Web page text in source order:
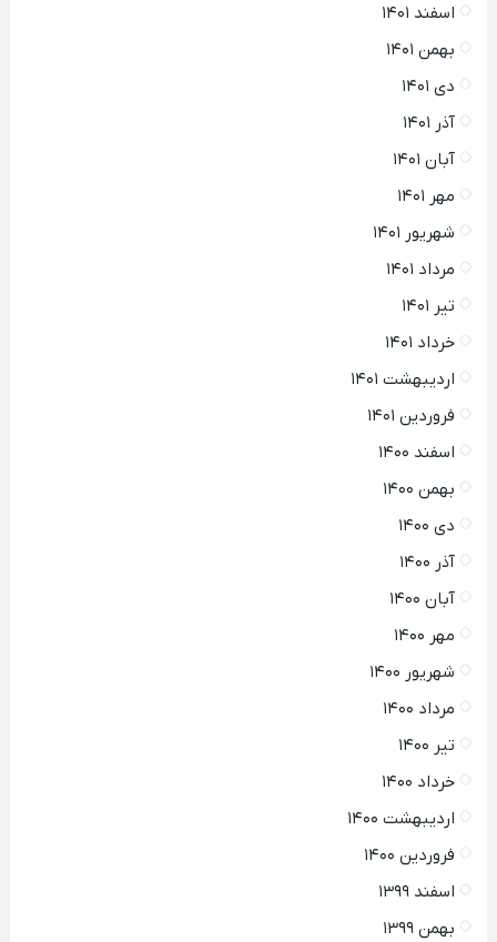
اسفند ۱۴۰۱
بهمن ۱۴۰۱
دی ۱۴۰۱
آذر ۱۴۰۱
آبان ۱۴۰۱
مهر ۱۴۰۱
شهریور ۱۴۰۱
مرداد ۱۴۰۱
تیر ۱۴۰۱
خرداد ۱۴۰۱
اردیبهشت ۱۴۰۱
فروردین ۱۴۰۱
اسفند ۱۴۰۰
بهمن ۱۴۰۰
دی ۱۴۰۰
آذر ۱۴۰۰
آبان ۱۴۰۰
مهر ۱۴۰۰
شهریور ۱۴۰۰
مرداد ۱۴۰۰
تیر ۱۴۰۰
خرداد ۱۴۰۰
اردیبهشت ۱۴۰۰
فروردین ۱۴۰۰
اسفند ۱۳۹۹
بهمن ۱۳۹۹